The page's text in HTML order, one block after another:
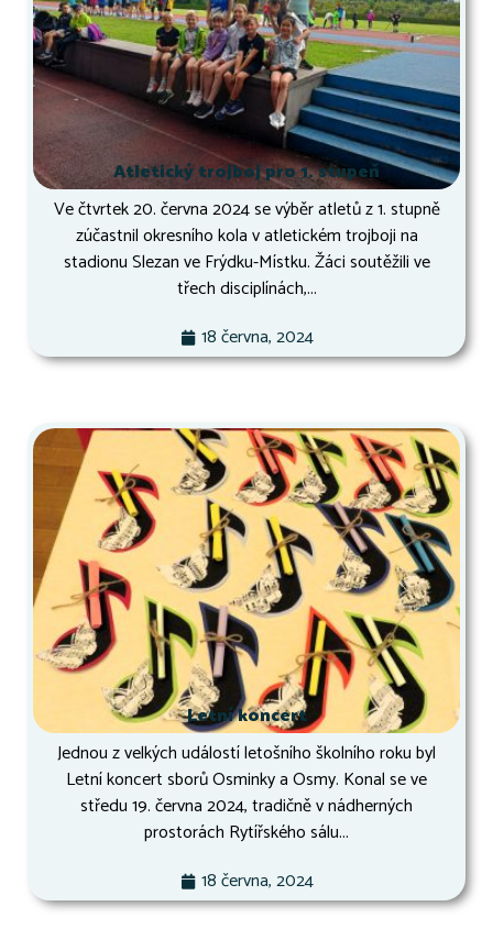
Atletický trojboj pro 1. stupeň
Ve čtvrtek 20. června 2024 se výběr atletů z 1. stupně
zúčastnil okresního kola v atletickém trojboji na
stadionu Slezan ve Frýdku-Místku. Žáci soutěžili ve
třech disciplínách,...
18 června, 2024
Letní koncert
Jednou z velkých událostí letošního školního roku byl
Letní koncert sborů Osminky a Osmy. Konal se ve
středu 19. června 2024, tradičně v nádherných
prostorách Rytířského sálu...
18 června, 2024